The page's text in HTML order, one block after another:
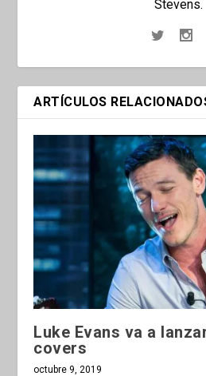
Stevens.
ARTÍCULOS
Luke Evans va a
covers
octubre 9, 2019